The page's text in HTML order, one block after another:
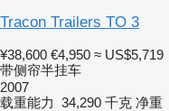
Tracon Trailers TO 3
¥38,600 €4,950 ≈ US$5,719
带侧帘半挂车
2007
载重能力 34,290 千克 净重